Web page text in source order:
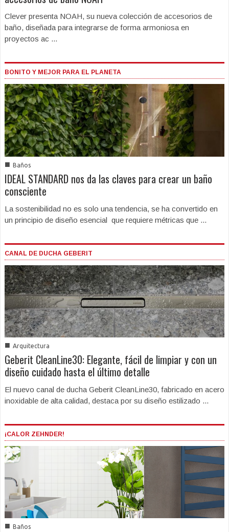
Clever presenta NOAH, su nueva colección de accesorios de
baño, diseñada para integrarse de forma armoniosa en
proyectos ac ...
BONITO Y MEJOR PARA EL PLANETA
■ Baños
IDEAL STANDARD nos da las claves para crear un baño
consciente
La sostenibilidad no es solo una tendencia, se ha convertido en
un principio de diseño esencial que requiere métricas que ...
CANAL DE DUCHA GEBERIT
■ Arquitectura
Geberit CleanLine30: Elegante, fácil de limpiar y con un
diseño cuidado hasta el último detalle
El nuevo canal de ducha Geberit CleanLine30, fabricado en acero
inoxidable de alta calidad, destaca por su diseño estilizado ...
¡CALOR ZEHNDER!
■ Baños